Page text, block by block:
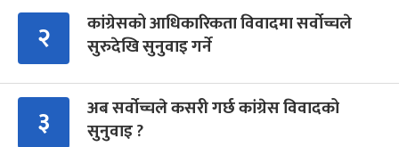
२
कांग्रेसको आधिकारिकता विवादमा सर्वोच्चले
सुरुदेखि सुनुवाइ गर्ने
३
अब सर्वोच्चले कसरी गर्छ कांग्रेस विवादको
सुनुवाइ ?